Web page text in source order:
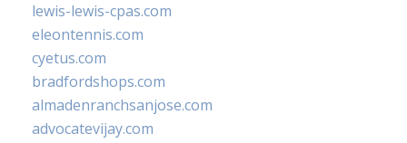
lewis-lewis-cpas.com
eleontennis.com
cyetus.com
bradfordshops.com
almadenranchsanjose.com
advocatevijay.com